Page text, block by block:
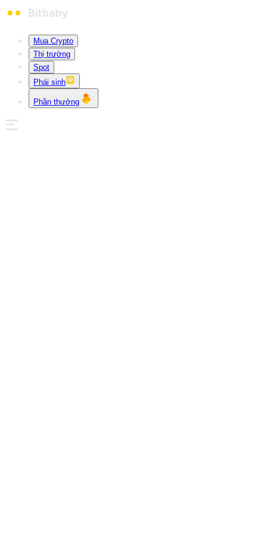
Mua Crypto
Thị trường
Spot
Phái sinh
Phần thưởng